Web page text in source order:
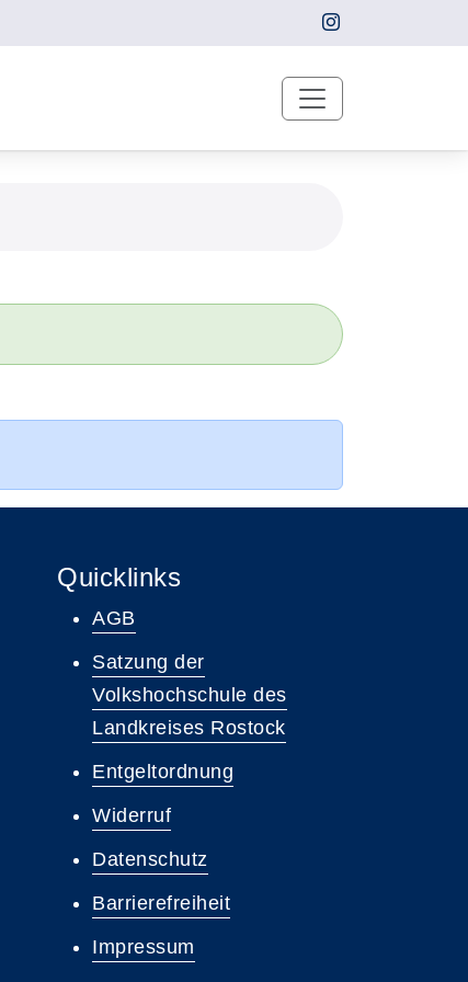
Quicklinks
AGB
Satzung der
Volkshochschule des
Landkreises Rostock
Entgeltordnung
Widerruf
Datenschutz
Barrierefreiheit
Impressum